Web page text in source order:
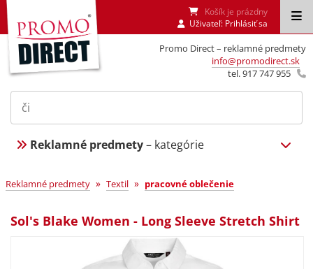
Promo Direct – reklamné predmety
info@promodirect.sk
tel. 917 747 955
Košík je prázdny
Uživateľ: Prihlásiť sa
Reklamné predmety– kategórie
Reklamné predmety » Textil » pracovné oblečenie
Sol's Blake Women - Long Sleeve Stretch Shirt